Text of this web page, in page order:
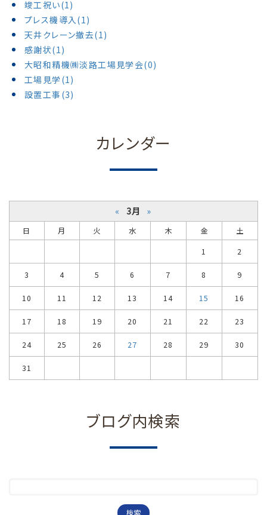
竣工祝い(1)
プレス機導入(1)
天井クレーン撤去(1)
感謝状(1)
大昭和精機㈱淡路工場見学会(0)
工場見学(1)
設置工事(3)
カレンダー
« 3月 »
日 月 火 水 木 金
土
1
2
3 4 5 6 7 8 9
10 11 12 13 14 15 16
17 18 19 20 21 22 23
24 25 26 27 28 29 30
31
ブログ内検索